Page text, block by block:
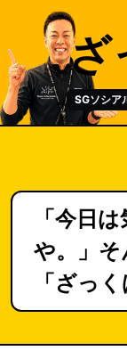
ざ
SGソシア
「今日
や。」
「ざっ